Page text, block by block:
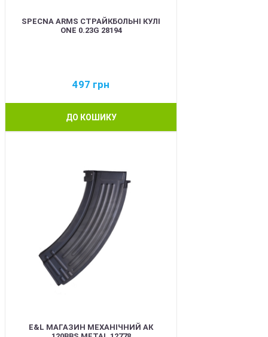
SPECNA ARMS СТРАЙКБОЛЬНІ КУЛІ
ONE 0.23G 28194
497 грн
ДО КОШИКУ
E&L МАГАЗИН МЕХАНІЧНИЙ АК